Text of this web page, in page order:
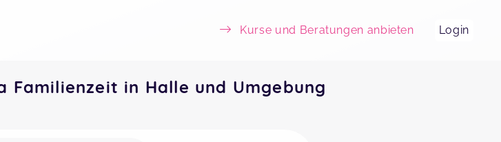
Kurse und Beratungen anbieten Login
Familienzeit in Halle und Umgebung